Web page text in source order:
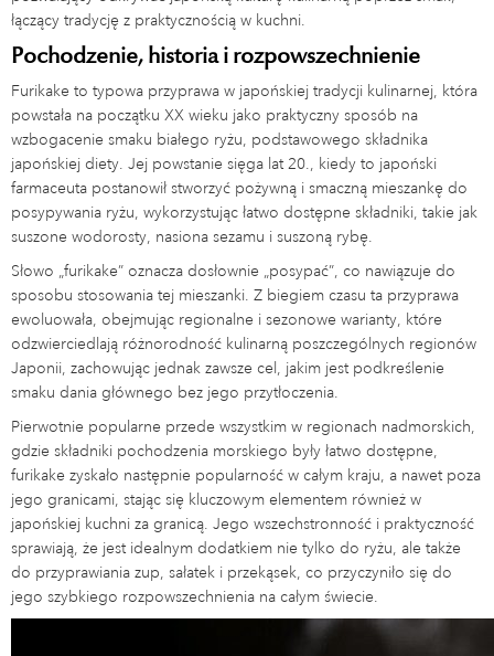
łączący tradycję z praktycznością w kuchni.
Pochodzenie, historia i rozpowszechnienie
Furikake to typowa przyprawa w japońskiej tradycji kulinarnej, która
powstała na początku XX wieku jako praktyczny sposób na
wzbogacenie smaku białego ryżu, podstawowego składnika
japońskiej diety. Jej powstanie sięga lat 20., kiedy to japoński
farmaceuta postanowił stworzyć pożywną i smaczną mieszankę do
posypywania ryżu, wykorzystując łatwo dostępne składniki, takie jak
suszone wodorosty, nasiona sezamu i suszoną rybę.
Słowo „furikake” oznacza dosłownie „posypać”, co nawiązuje do
sposobu stosowania tej mieszanki. Z biegiem czasu ta przyprawa
ewoluowała, obejmując regionalne i sezonowe warianty, które
odzwierciedlają różnorodność kulinarną poszczególnych regionów
Japonii, zachowując jednak zawsze cel, jakim jest podkreślenie
smaku dania głównego bez jego przytłoczenia.
Pierwotnie popularne przede wszystkim w regionach nadmorskich,
gdzie składniki pochodzenia morskiego były łatwo dostępne,
furikake zyskało następnie popularność w całym kraju, a nawet poza
jego granicami, stając się kluczowym elementem również w
japońskiej kuchni za granicą. Jego wszechstronność i praktyczność
sprawiają, że jest idealnym dodatkiem nie tylko do ryżu, ale także
do przyprawiania zup, sałatek i przekąsek, co przyczyniło się do
jego szybkiego rozpowszechnienia na całym świecie.